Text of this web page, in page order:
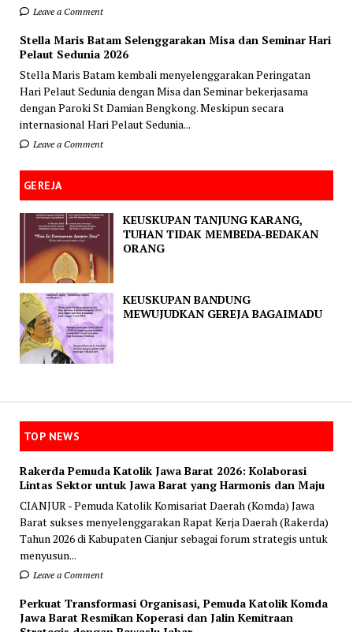
Leave a Comment
Stella Maris Batam Selenggarakan Misa dan Seminar Hari
Pelaut Sedunia 2026
Stella Maris Batam kembali menyelenggarakan Peringatan
Hari Pelaut Sedunia dengan Misa dan Seminar bekerjasama
dengan Paroki St Damian Bengkong. Meskipun secara
internasional Hari Pelaut Sedunia...
Leave a Comment
GEREJA
KEUSKUPAN TANJUNG KARANG,
TUHAN TIDAK MEMBEDA-BEDAKAN
ORANG
KEUSKUPAN BANDUNG
MEWUJUDKAN GEREJA BAGAIMADU
TOP NEWS
Rakerda Pemuda Katolik Jawa Barat 2026: Kolaborasi
Lintas Sektor untuk Jawa Barat yang Harmonis dan Maju
CIANJUR - Pemuda Katolik Komisariat Daerah (Komda) Jawa
Barat sukses menyelenggarakan Rapat Kerja Daerah (Rakerda)
Tahun 2026 di Kabupaten Cianjur sebagai forum strategis untuk
menyusun...
Leave a Comment
Perkuat Transformasi Organisasi, Pemuda Katolik Komda
Jawa Barat Resmikan Koperasi dan Jalin Kemitraan